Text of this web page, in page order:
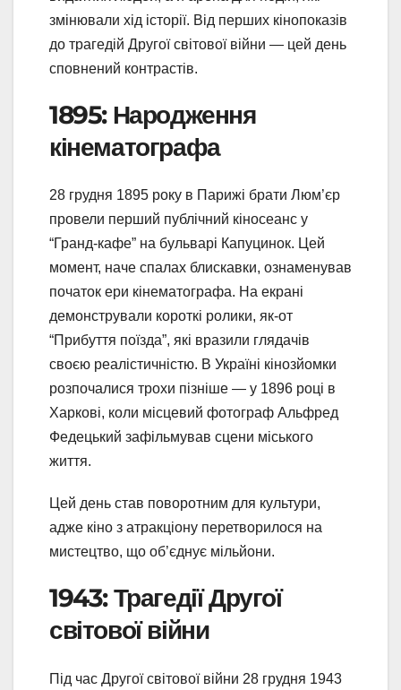
змінювали хід історії. Від перших кінопоказів
до трагедій Другої світової війни — цей день
сповнений контрастів.
1895: Народження
кінематографа
28 грудня 1895 року в Парижі брати Люм’єр
провели перший публічний кіносеанс у
“Гранд-кафе” на бульварі Капуцинок. Цей
момент, наче спалах блискавки, ознаменував
початок ери кінематографа. На екрані
демонстрували короткі ролики, як-от
“Прибуття поїзда”, які вразили глядачів
своєю реалістичністю. В Україні кінозйомки
розпочалися трохи пізніше — у 1896 році в
Харкові, коли місцевий фотограф Альфред
Федецький зафільмував сцени міського
життя.
Цей день став поворотним для культури,
адже кіно з атракціону перетворилося на
мистецтво, що об’єднує мільйони.
1943: Трагедії Другої
світової війни
Під час Другої світової війни 28 грудня 1943